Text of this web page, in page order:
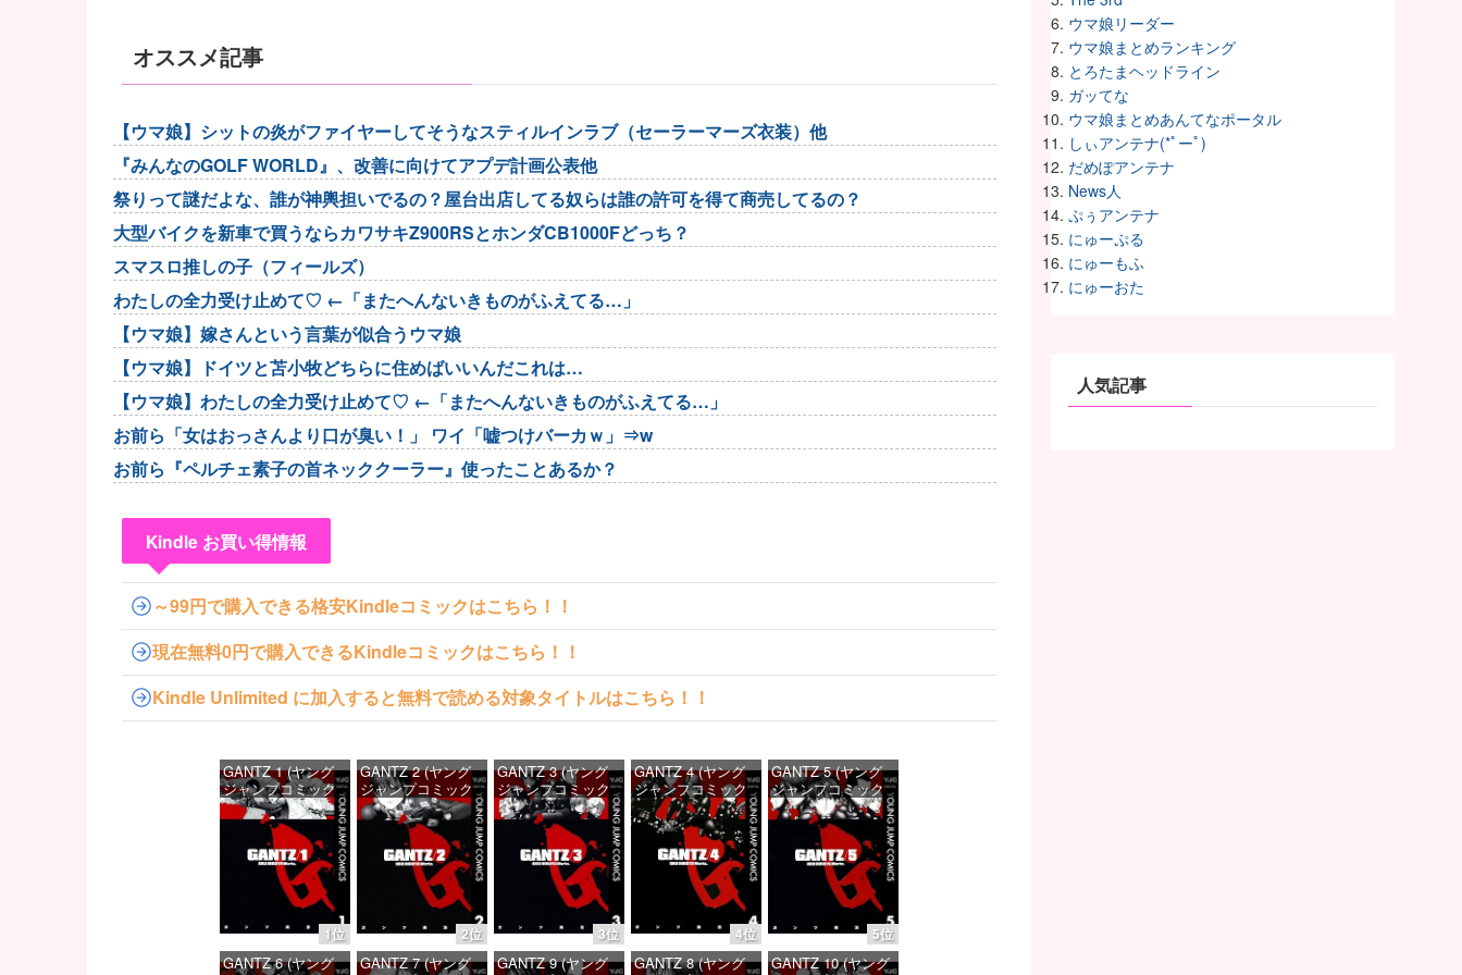
オススメ記事
【ウマ娘】シットの炎がファイヤーしてそうなスティルインラブ（セーラーマーズ衣装）他
『みんなのGOLF WORLD』、改善に向けてアプデ計画公表他
祭りって謎だよな、誰が神輿担いでるの？屋台出店してる奴らは誰の許可を得て商売してるの？
大型バイクを新車で買うならカワサキZ900RSとホンダCB1000Fどっち？
スマスロ推しの子（フィールズ）
わたしの全力受け止めて♡ ←「またへんないきものがふえてる…」
【ウマ娘】嫁さんという言葉が似合うウマ娘
【ウマ娘】ドイツと苫小牧どちらに住めばいいんだこれは…
【ウマ娘】わたしの全力受け止めて♡ ←「またへんないきものがふえてる…」
お前ら「女はおっさんより口が臭い！」 ワイ「嘘つけバーカｗ」⇒w
お前ら『ペルチェ素子の首ネッククーラー』使ったことあるか？
Kindle お買い得情報
～99円で購入できる格安Kindleコミックはこちら！！
現在無料0円で購入できるKindleコミックはこちら！！
Kindle Unlimited に加入すると無料で読める対象タイトルはこちら！！
1位
GANTZ 1 (ヤング
ジャンプコミック
スDIGITAL)
価格：¥100
2位
GANTZ 2 (ヤング
ジャンプコミック
スDIGITAL)
価格：¥100
3位
GANTZ 3 (ヤング
ジャンプコミック
スDIGITAL)
価格：¥100
4位
GANTZ 4 (ヤング
ジャンプコミック
スDIGITAL)
価格：¥100
5位
GANTZ 5 (ヤング
ジャンプコミック
スDIGITAL)
価格：¥100
GANTZ 6 (ヤング
GANTZ 7 (ヤング
GANTZ 9 (ヤング
GANTZ 8 (ヤング
GANTZ 10 (ヤング
ウマ娘リーダー
ウマ娘まとめランキング
とろたまヘッドライン
ガッてな
ウマ娘まとめあんてなポータル
しぃアンテナ(*ﾟーﾟ)
だめぽアンテナ
News人
ぷぅアンテナ
にゅーぷる
にゅーもふ
にゅーおた
人気記事